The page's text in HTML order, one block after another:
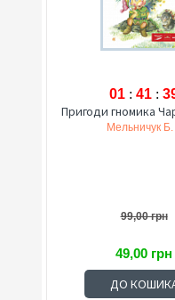
01 : 41 :
Пригоди гномика
Мельничук Б.
99,00 грн
49,00 грн
ДО